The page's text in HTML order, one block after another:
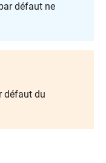
défaut ne
défaut du